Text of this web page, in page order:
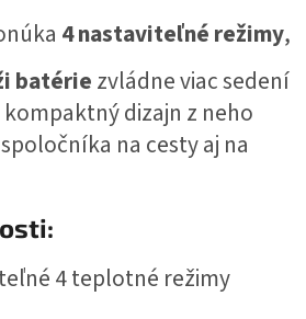
4 nastaviteľné režimy,
batériezvládne viac sedení
dizajn z neho
na cesty aj na
4 teplotné režimy